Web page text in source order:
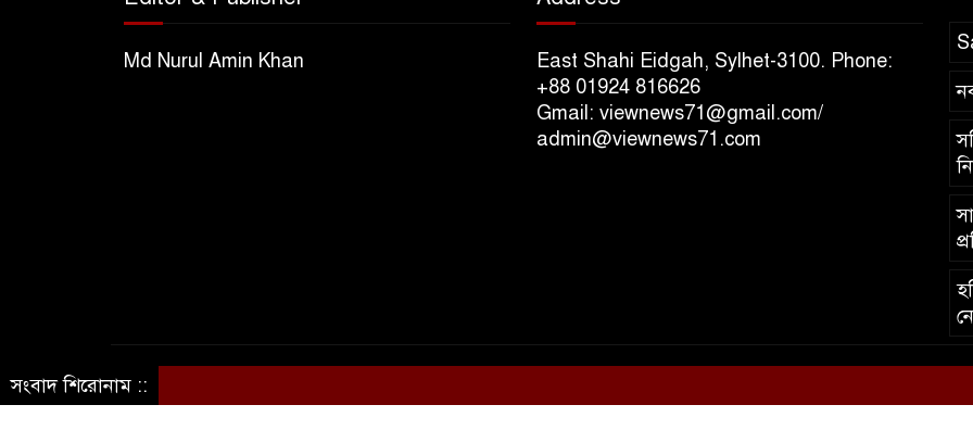
Md Nurul Amin Khan
East Shahi Eidgah, Sylhet-3100. Phone:
+88 01924 816626
Gmail: viewnews71@gmail.com/
admin@viewnews71.com
© সর্বস্বত্ব সংরক্ষিত ©ভিউ নিউজ ৭১
সংবাদ শিরোনাম ::